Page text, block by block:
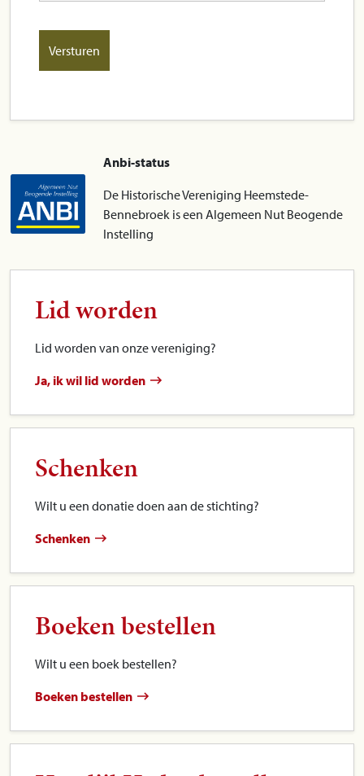
Anbi-status
De Historische Vereniging Heemstede-
Bennebroek is een Algemeen Nut Beogende
Instelling
Lid worden
Lid worden van onze vereniging?
Ja, ik wil lid worden
Schenken
Wilt u een donatie doen aan de stichting?
Schenken
Boeken bestellen
Wilt u een boek bestellen?
Boeken bestellen